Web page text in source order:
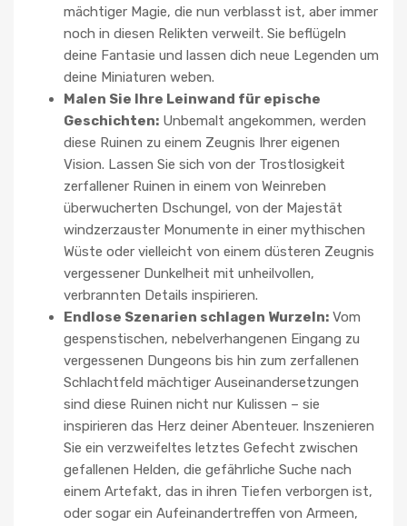
mächtiger Magie, die nun verblasst ist, aber immer
noch in diesen Relikten verweilt. Sie beflügeln
deine Fantasie und lassen dich neue Legenden um
deine Miniaturen weben.
Malen Sie Ihre Leinwand für epische
Geschichten: Unbemalt angekommen, werden
diese Ruinen zu einem Zeugnis Ihrer eigenen
Vision. Lassen Sie sich von der Trostlosigkeit
zerfallener Ruinen in einem von Weinreben
überwucherten Dschungel, von der Majestät
windzerzauster Monumente in einer mythischen
Wüste oder vielleicht von einem düsteren Zeugnis
vergessener Dunkelheit mit unheilvollen,
verbrannten Details inspirieren.
Endlose Szenarien schlagen Wurzeln: Vom
gespenstischen, nebelverhangenen Eingang zu
vergessenen Dungeons bis hin zum zerfallenen
Schlachtfeld mächtiger Auseinandersetzungen
sind diese Ruinen nicht nur Kulissen – sie
inspirieren das Herz deiner Abenteuer. Inszenieren
Sie ein verzweifeltes letztes Gefecht zwischen
gefallenen Helden, die gefährliche Suche nach
einem Artefakt, das in ihren Tiefen verborgen ist,
oder sogar ein Aufeinandertreffen von Armeen,